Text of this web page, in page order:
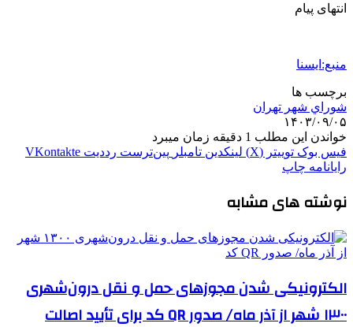
انتهای پیام
منبع:ایسنا
برچسب ها
شوراي شهر تهران
۱۴۰۳/۰۹/۰۵
خواندن این مطلب 1 دقیقه زمان میبرد
فیس بوک توییتر (X) لینکدین ‫تامبلر ‫پین‌ترست ‫رددیت ‫VKontakte
رایانامه چاپ
نوشته های مشابه
الکترونیکی شدن مجوزهای حمل و نقل درون‌شهری
۱۳۰۰ شهر از آذر ماه/ صدور QR کد برای تأیید اصالت